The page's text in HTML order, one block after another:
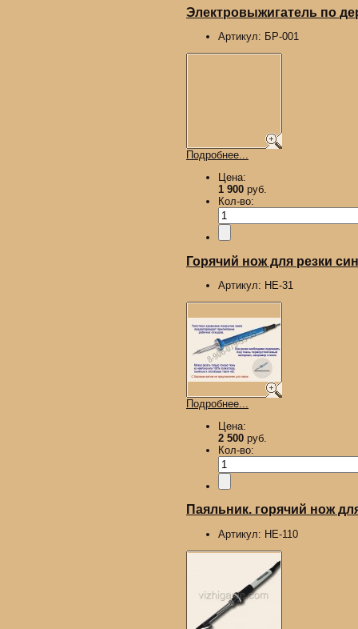
Электровыжигатель по
Артикул: БР-001
Подробнее...
Цена:
1 900 руб.
Кол-во:
Горячий нож для резки
Артикул: HE-31
Подробнее...
Цена:
2 500 руб.
Кол-во:
Паяльник. горячий нож
Артикул: HE-110